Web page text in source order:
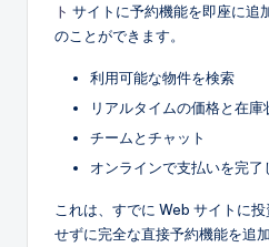
ト サイトに予約機能を即座に追
のことができます。
利用可能な物件を検索
リアルタイムの価格と在庫
チームとチャット
オンラインで支払いを完了
これは、すでに Web サイトに
せずに完全な直接予約機能を追